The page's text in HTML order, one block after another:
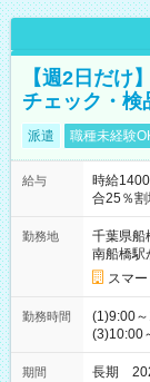
【週2日だ
チェック・検
派遣 職種未経験
給与
時給
合25％
勤務地
千葉県船
南船橋駅
スマ
勤務時間
(1)9:00
(3)10:00
期間 長期